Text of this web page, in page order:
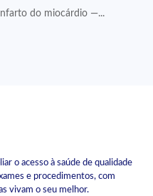
do miocárdio —...
o acesso à saúde de qualidade
e procedimentos, com
vivam o seu melhor.